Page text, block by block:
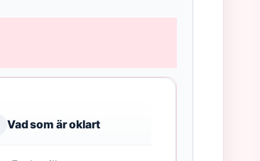
Vad som är oklart